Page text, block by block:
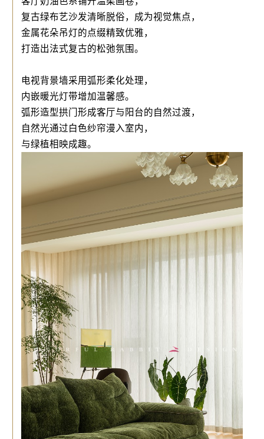
复古绿布艺沙发清晰脱俗，成为视觉焦点，
金属花朵吊灯的点缀精致优雅，
打造出法式复古的松弛氛围。
电视背景墙采用弧形柔化处理，
内嵌暖光灯带增加温馨感。
弧形造型拱门形成客厅与阳台的自然过渡，
自然光通过白色纱帘漫入室内，
与绿植相映成趣。
装修先报价
人工核算，装修该花多少钱
立即报价
透明
一房一价
0增项不漏项